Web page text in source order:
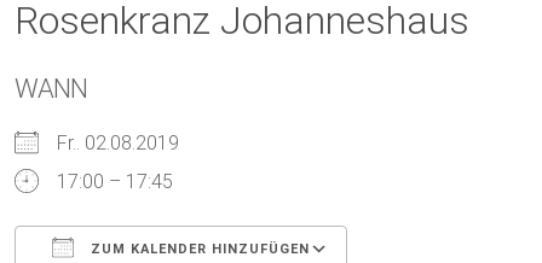
Rosenkranz Johanneshaus
WANN
Fr.. 02.08.2019
17:00 – 17:45
ZUM KALENDER HINZUFÜGEN